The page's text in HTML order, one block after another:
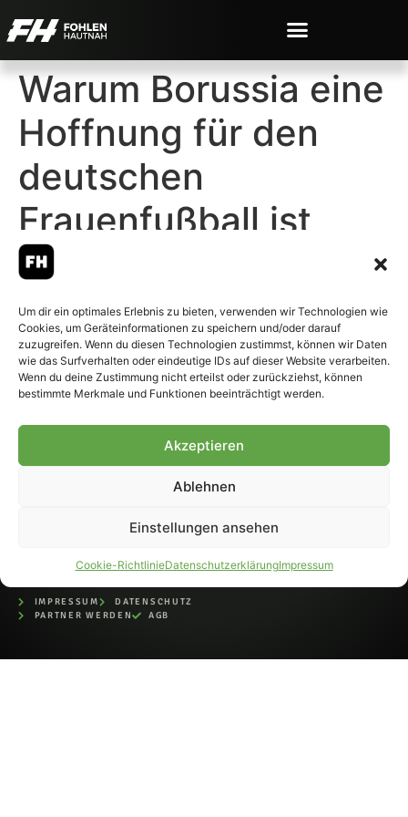
Um dir ein optimales Erlebnis zu bieten, verwenden wir Technologien wie
Cookies, um Geräteinformationen zu speichern und/oder darauf
zuzugreifen. Wenn du diesen Technologien zustimmst, können wir Daten
wie das Surfverhalten oder eindeutige IDs auf dieser Website verarbeiten.
Wenn du deine Zustimmung nicht erteilst oder zurückziehst, können
bestimmte Merkmale und Funktionen beeinträchtigt werden.
Akzeptieren
Ablehnen
Einstellungen ansehen
Cookie-RichtlinieDatenschutzerklärungImpressum
Warum Borussia eine
Hoffnung für den
deutschen
Frauenfußball ist
© 2007-2026 Fohlen-Hautnah.de
– Alle rechte vorbehalten.
Fohlen-Hautnah.de ist ein
offiziell eingetragenes Magazin
IMPRESSUM
DATENSCHUTZ
PARTNER WERDEN
AGB